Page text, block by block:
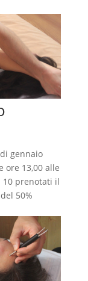
gennaio
ore 13,00 alle
prenotati il
50%